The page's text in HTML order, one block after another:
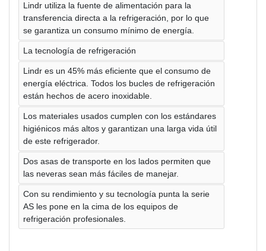
Lindr utiliza la fuente de alimentación para la
transferencia directa a la refrigeración, por lo que
se garantiza un consumo mínimo de energía.
La tecnología de refrigeración
Lindr es un 45% más eficiente que el consumo de
energía eléctrica. Todos los bucles de refrigeración
están hechos de acero inoxidable.
Los materiales usados cumplen con los estándares
higiénicos más altos y garantizan una larga vida útil
de este refrigerador.
Dos asas de transporte en los lados permiten que
las neveras sean más fáciles de manejar.
Con su rendimiento y su tecnología punta la serie
AS les pone en la cima de los equipos de
refrigeración profesionales.